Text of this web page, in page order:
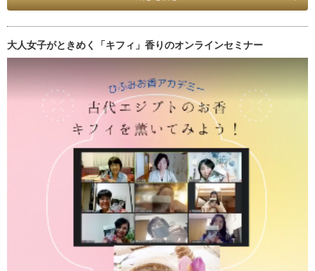
大人女子がときめく「キフィ」香りのオンラインセミナー